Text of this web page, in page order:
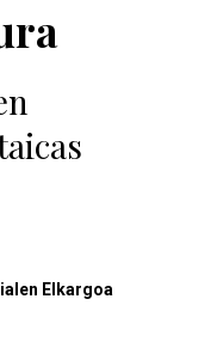
Elkargoa